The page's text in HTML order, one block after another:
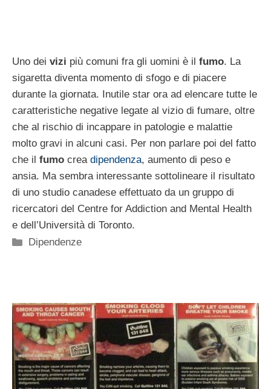
Uno dei vizi più comuni fra gli uomini è il fumo. La
sigaretta diventa momento di sfogo e di piacere
durante la giornata. Inutile star ora ad elencare tutte le
caratteristiche negative legate al vizio di fumare, oltre
che al rischio di incappare in patologie e malattie
molto gravi in alcuni casi. Per non parlare poi del fatto
che il fumo crea dipendenza, aumento di peso e
ansia. Ma sembra interessante sottolineare il risultato
di uno studio canadese effettuato da un gruppo di
ricercatori del Centre for Addiction and Mental Health
e dell’Università di Toronto.
Categorie
Dipendenze